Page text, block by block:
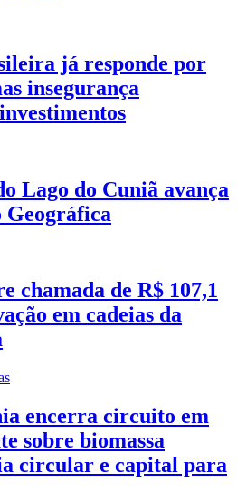
já responde por
insegurança
Lago do Cuniã avança
Geográfica
chamada de R$ 107,1
em cadeias da
encerra circuito em
sobre biomassa
circular e capital para